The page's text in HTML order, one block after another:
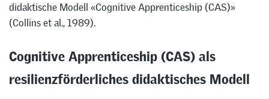
didaktische Modell «Cognitive Apprenticeship (CAS)»
(Collins et al., 1989).
Cognitive Apprenticeship (CAS) als
resilienzförderliches didaktisches Modell